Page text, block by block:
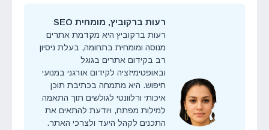
רעות ברקוביץ, מומחית SEO
רעות ברקוביץ היא מקדמת אתרים
מנוסה ומומחית בתחומה, בעלת ניסיון
רב בקידום אתרים בגוגל
ובאופטימיזציה לקידום אורגני במנועי
חיפוש. היא מתמחה בכתיבת תוכן
איכותי ורלוונטי לגולשים תוך התאמה
למילות מפתח, ויודעת להתאים את
התכנים לקהל היעד ולצרכי האתר.